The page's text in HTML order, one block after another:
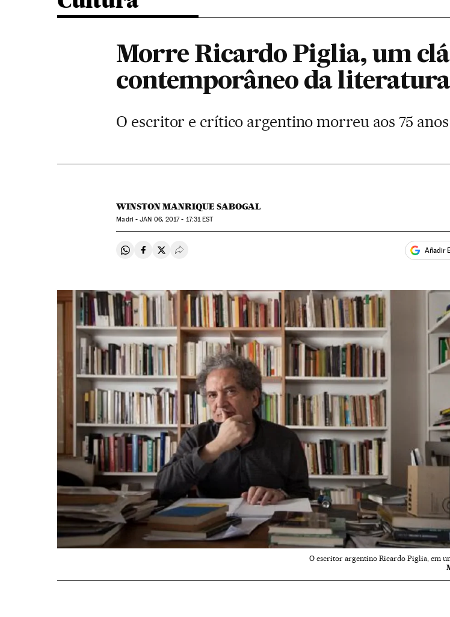
Morre Ricardo Piglia, um
contemporâneo da
O escritor e crítico argentino morreu aos 75 anos
WINSTON MANRIQUE SABOGAL
Madri -JAN 06, 2017 - 17:31EST
Compartir en Whatsapp
Compartir en Facebook
Compartir en Twitter
Desplegar Redes Sociales Añadir
O escritor argentino Ricardo Piglia, em